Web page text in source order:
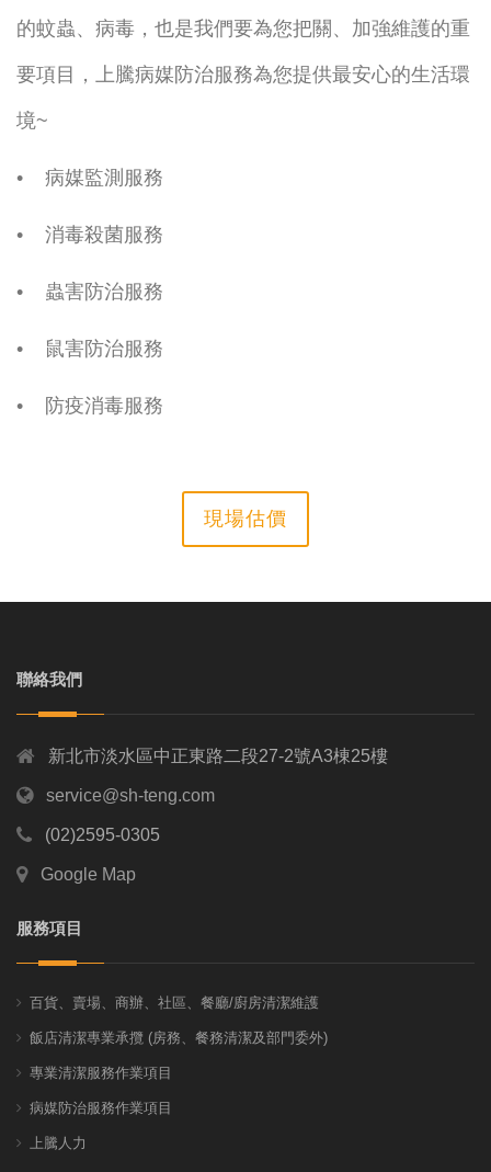
的蚊蟲、病毒，也是我們要為您把關、加強維護的重
要項目，上騰病媒防治服務為您提供最安心的生活環
境~
• 病媒監測服務
• 消毒殺菌服務
• 蟲害防治服務
• 鼠害防治服務
• 防疫消毒服務
現場估價
聯絡我們
新北市淡水區中正東路二段27-2號A3棟25樓
service@sh-teng.com
(02)2595-0305
Google Map
服務項目
百貨、賣場、商辦、社區、餐廳/廚房清潔維護
飯店清潔專業承攬 (房務、餐務清潔及部門委外)
專業清潔服務作業項目
病媒防治服務作業項目
上騰人力